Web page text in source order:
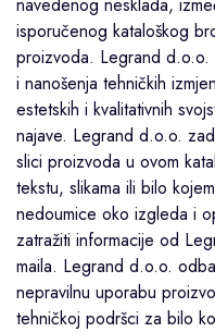
isporučenog kataloškog
proizvoda. Legrand d.o.o.
i nanošenja tehničkih
estetskih i kvalitativnih
najave. Legrand d.o.o.
slici proizvoda u ovom
tekstu, slikama ili bilo
nedoumice oko izgleda i
zatražiti informacije od
maila. Legrand d.o.o.
nepravilnu uporabu
tehničkoj podršci za bilo